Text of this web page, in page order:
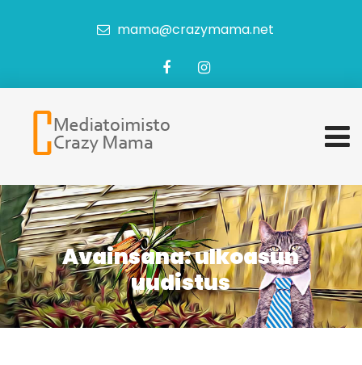
mama@crazymama.net
Avainsana:ulkoasun
uudistus